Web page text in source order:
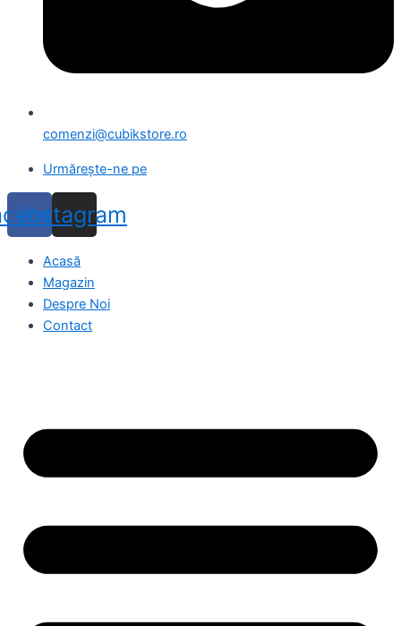
comenzi@cubikstore.ro
Urmărește-ne pe
Instagram
Acasă
Magazin
Despre Noi
Contact